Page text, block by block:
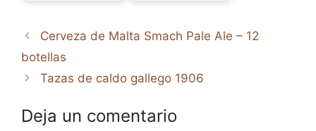
Cerveza de Malta Smach Pale Ale – 12
botellas
Tazas de caldo gallego 1906
Deja un comentario